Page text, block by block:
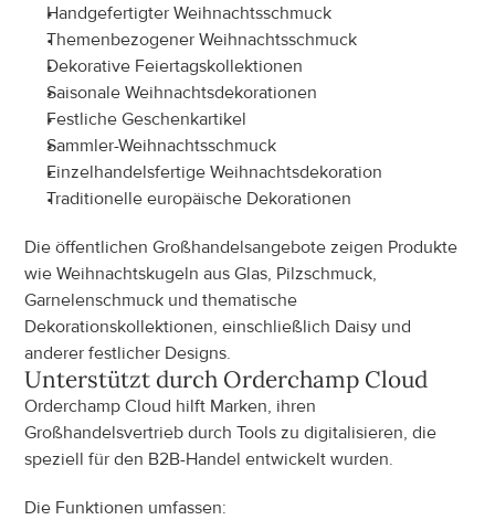
Handgefertigter Weihnachtsschmuck
Themenbezogener Weihnachtsschmuck
Dekorative Feiertagskollektionen
Saisonale Weihnachtsdekorationen
Festliche Geschenkartikel
Sammler-Weihnachtsschmuck
Einzelhandelsfertige Weihnachtsdekoration
Traditionelle europäische Dekorationen
Die öffentlichen Großhandelsangebote zeigen Produkte
wie Weihnachtskugeln aus Glas, Pilzschmuck,
Garnelenschmuck und thematische
Dekorationskollektionen, einschließlich Daisy und
anderer festlicher Designs.
Unterstützt durch Orderchamp Cloud
Orderchamp Cloud hilft Marken, ihren
Großhandelsvertrieb durch Tools zu digitalisieren, die
speziell für den B2B-Handel entwickelt wurden.
Die Funktionen umfassen: